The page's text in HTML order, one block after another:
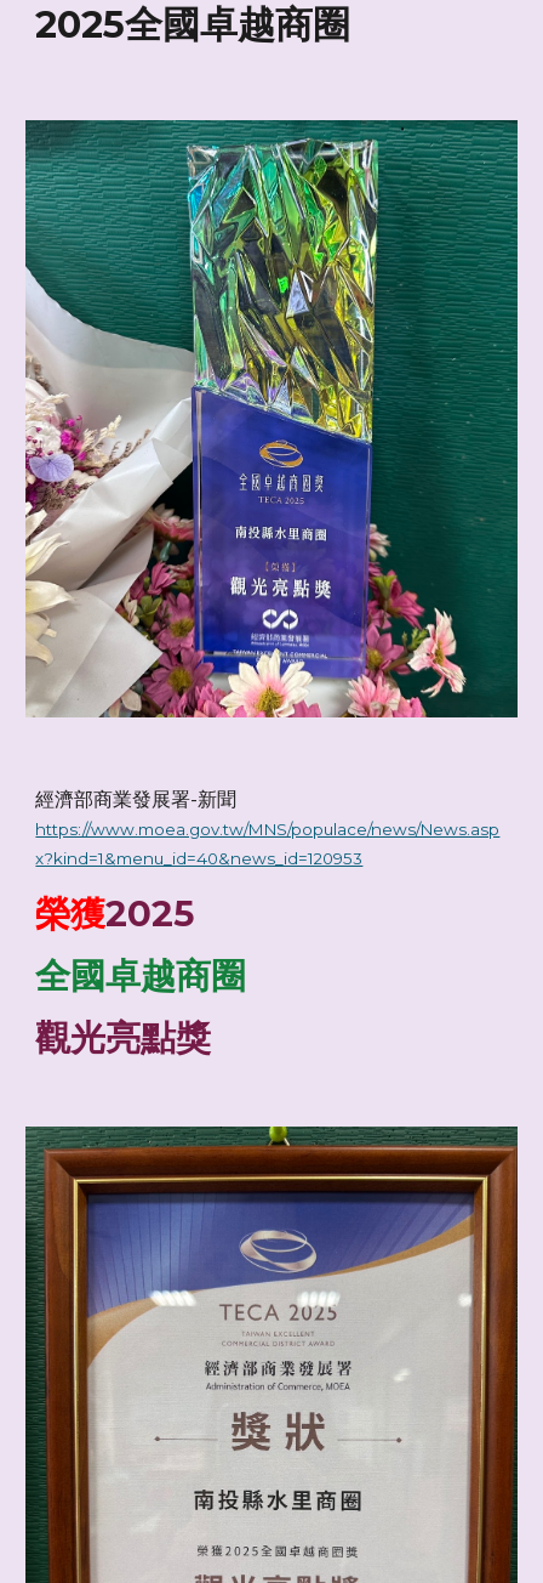
2025全國卓越商圈
經濟部商業發展署-新聞
https://www.moea.gov.tw/MNS/populace/news/News.asp
x?kind=1&menu_id=40&news_id=120953
榮獲2025
全國卓越商圈
觀光亮點獎